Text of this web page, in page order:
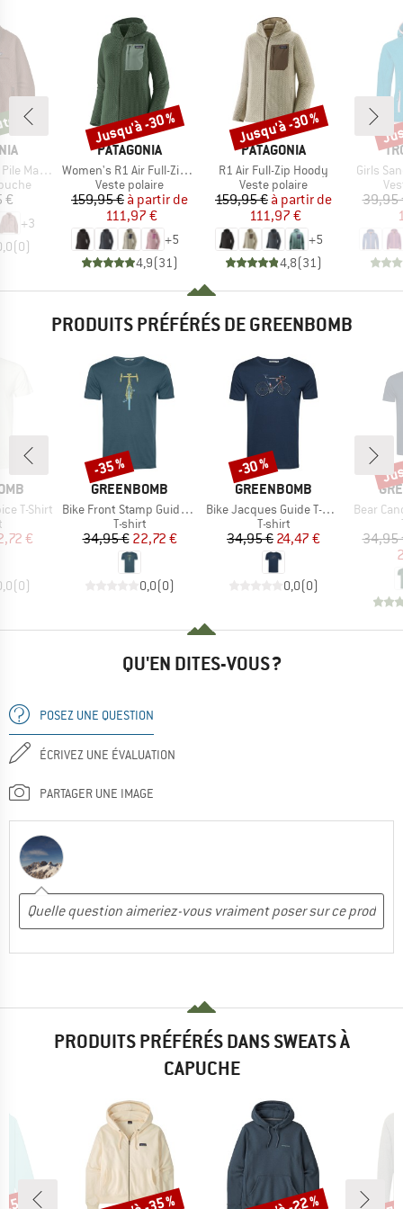
€
+3
(0)
MARQUE
PATAGONIA
Article
Women's R1 Air Full-Zip Hoody
Product group
Veste polaire
Prix
159,95 € Prix réduit
à partir de
111,97 €
+5
4,9(31 )
Remise
Jusqu'à -30 %
MARQUE
PATAGONIA
Article
R1 Air Full-Zip Hoody
Product group
Veste polaire
Prix
159,95 € Prix réduit
à partir de
111,97 €
+5
4,8(31 )
Remise
Jusqu'à -30 %
Article
Girls
39,95
PRODUITS PRÉFÉRÉS DE GREENBOMB
T-Shirt
group
réduit
€
(0)
MARQUE
GREENBOMB
Article
Bike Front Stamp Guide T-Shirt
Product group
T-shirt
Prix
34,95 €Prix réduit
22,72 €
0,0(0)
Remise
-35 %
MARQUE
GREENBOMB
Article
Bike Jacques Guide T-Shirt
Product group
T-shirt
Prix
34,95 €Prix réduit
24,47 €
0,0(0)
Remise
-30 %
Article
Bear
34,95
QU'EN DITES-VOUS ?
POSEZ UNE QUESTION
ÉCRIVEZ UNE ÉVALUATION
PARTAGER UNE IMAGE
PRODUITS PRÉFÉRÉS DANS SWEATS À
CAPUCHE